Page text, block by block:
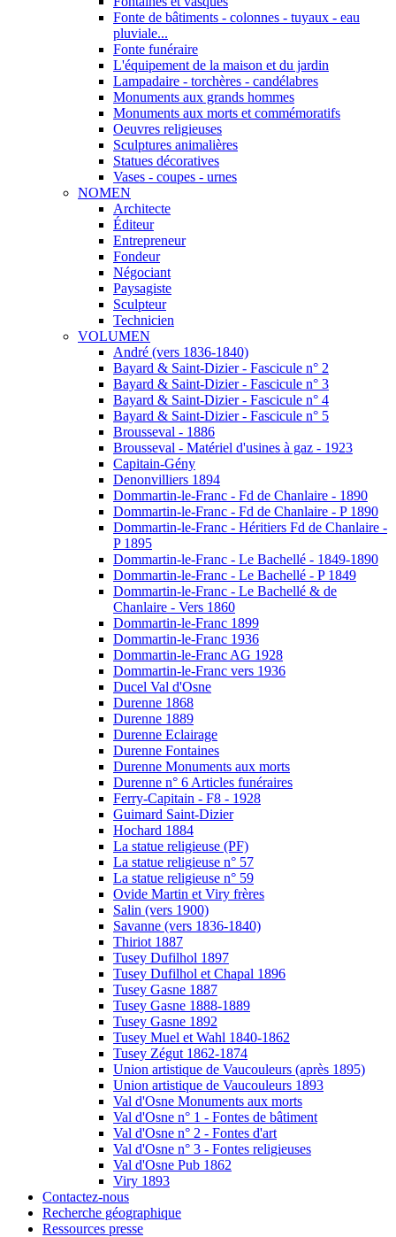
Fonte de bâtiments - colonnes - tuyaux - eau
pluviale...
Fonte funéraire
L'équipement de la maison et du jardin
Lampadaire - torchères - candélabres
Monuments aux grands hommes
Monuments aux morts et commémoratifs
Oeuvres religieuses
Sculptures animalières
Statues décoratives
Vases - coupes - urnes
NOMEN
Architecte
Éditeur
Entrepreneur
Fondeur
Négociant
Paysagiste
Sculpteur
Technicien
VOLUMEN
André (vers 1836-1840)
Bayard & Saint-Dizier - Fascicule n° 2
Bayard & Saint-Dizier - Fascicule n° 3
Bayard & Saint-Dizier - Fascicule n° 4
Bayard & Saint-Dizier - Fascicule n° 5
Brousseval - 1886
Brousseval - Matériel d'usines à gaz - 1923
Capitain-Gény
Denonvilliers 1894
Dommartin-le-Franc - Fd de Chanlaire - 1890
Dommartin-le-Franc - Fd de Chanlaire - P 1890
Dommartin-le-Franc - Héritiers Fd de Chanlaire -
P 1895
Dommartin-le-Franc - Le Bachellé - 1849-1890
Dommartin-le-Franc - Le Bachellé - P 1849
Dommartin-le-Franc - Le Bachellé & de
Chanlaire - Vers 1860
Dommartin-le-Franc 1899
Dommartin-le-Franc 1936
Dommartin-le-Franc AG 1928
Dommartin-le-Franc vers 1936
Ducel Val d'Osne
Durenne 1868
Durenne 1889
Durenne Eclairage
Durenne Fontaines
Durenne Monuments aux morts
Durenne n° 6 Articles funéraires
Ferry-Capitain - F8 - 1928
Guimard Saint-Dizier
Hochard 1884
La statue religieuse (PF)
La statue religieuse n° 57
La statue religieuse n° 59
Ovide Martin et Viry frères
Salin (vers 1900)
Savanne (vers 1836-1840)
Thiriot 1887
Tusey Dufilhol 1897
Tusey Dufilhol et Chapal 1896
Tusey Gasne 1887
Tusey Gasne 1888-1889
Tusey Gasne 1892
Tusey Muel et Wahl 1840-1862
Tusey Zégut 1862-1874
Union artistique de Vaucouleurs (après 1895)
Union artistique de Vaucouleurs 1893
Val d'Osne Monuments aux morts
Val d'Osne n° 1 - Fontes de bâtiment
Val d'Osne n° 2 - Fontes d'art
Val d'Osne n° 3 - Fontes religieuses
Val d'Osne Pub 1862
Viry 1893
Contactez-nous
Recherche géographique
Ressources presse